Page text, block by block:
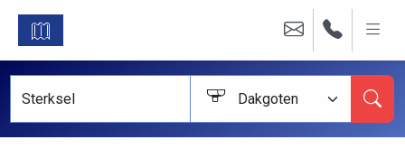
Dakgoten